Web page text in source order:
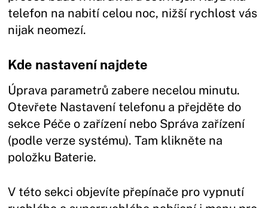
telefon na nabití celou noc, nižší rychlost vás
nijak neomezí.
Kde nastavení najdete
Úprava parametrů zabere necelou minutu.
Otevřete Nastavení telefonu a přejděte do
sekce Péče o zařízení nebo Správa zařízení
(podle verze systému). Tam klikněte na
položku Baterie.
V této sekci objevíte přepínače pro vypnutí